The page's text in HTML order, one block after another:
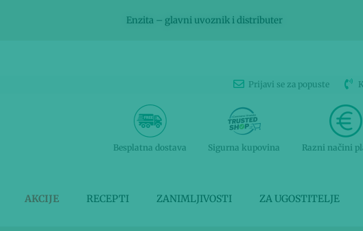
Enzita – glavni uvoznik i distributer
Prijavi se za popuste
Besplatna dostava Sigurna kupovina Razni načini
AKCIJE RECEPTI ZANIMLJIVOSTI ZA UGOSTITELJE